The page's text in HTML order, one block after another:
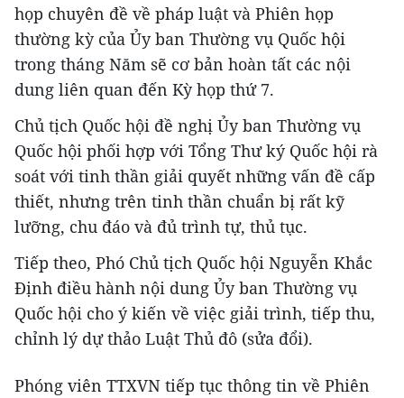
họp chuyên đề về pháp luật và Phiên họp
thường kỳ của Ủy ban Thường vụ Quốc hội
trong tháng Năm sẽ cơ bản hoàn tất các nội
dung liên quan đến Kỳ họp thứ 7.
Chủ tịch Quốc hội đề nghị Ủy ban Thường vụ
Quốc hội phối hợp với Tổng Thư ký Quốc hội rà
soát với tinh thần giải quyết những vấn đề cấp
thiết, nhưng trên tinh thần chuẩn bị rất kỹ
lưỡng, chu đáo và đủ trình tự, thủ tục.
Tiếp theo, Phó Chủ tịch Quốc hội Nguyễn Khắc
Định điều hành nội dung Ủy ban Thường vụ
Quốc hội cho ý kiến về việc giải trình, tiếp thu,
chỉnh lý dự thảo Luật Thủ đô (sửa đổi).
Phóng viên TTXVN tiếp tục thông tin về Phiên